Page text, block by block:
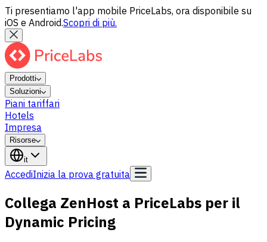
Ti presentiamo l'app mobile PriceLabs, ora disponibile su
iOS e Android.Scopri di più.
Prodotti
Soluzioni
Piani tariffari
Hotels
Impresa
Risorse
it
AccediInizia la prova gratuita
Collega ZenHost a PriceLabs per il
Dynamic Pricing